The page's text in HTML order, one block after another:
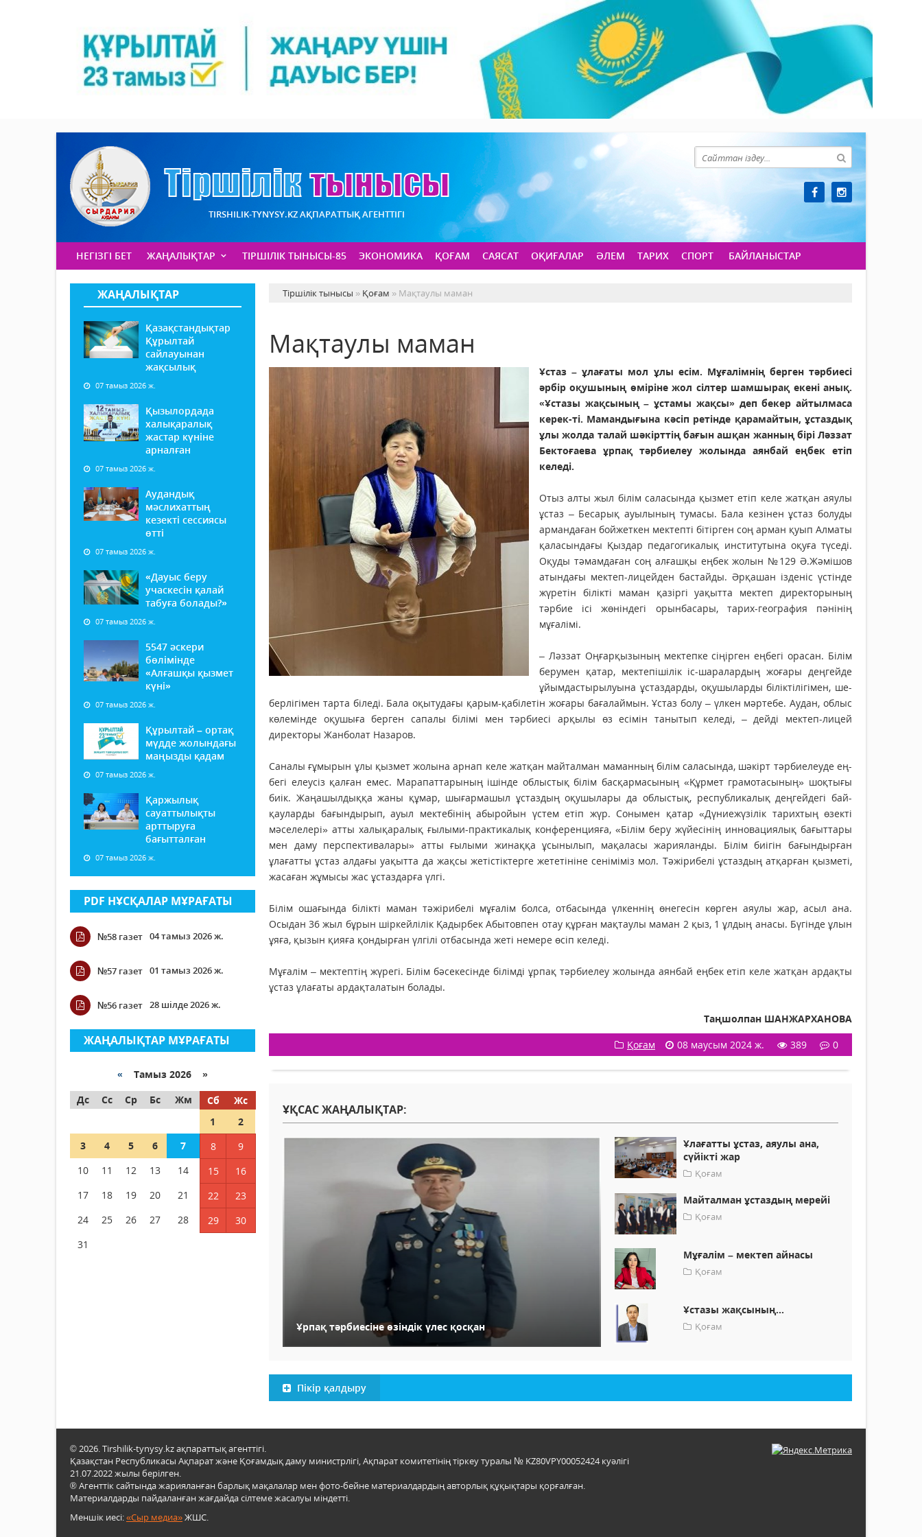
TIRSHILIK-TYNYSY.KZ АҚПАРАТТЫҚ АГЕНТТІГІ
НЕГІЗГІ БЕТ ЖАҢАЛЫҚТАР ТІРШІЛІК ТЫНЫСЫ-85 ЭКОНОМИКА ҚОҒАМ САЯСАТ ОҚИҒАЛАР ӘЛЕМ ТАРИХ СПОРТ БАЙЛАНЫСТАР
ЖАҢАЛЫҚТАР
Қазақстандықтар
Құрылтай
сайлауынан
жақсылық
07 тамыз 2026 ж.
Қызылордада
халықаралық
жастар күніне
арналған
07 тамыз 2026 ж.
Аудандық
мәслихаттың
кезекті сессиясы
өтті
07 тамыз 2026 ж.
«Дауыс беру
учаскесін қалай
табуға болады?»
07 тамыз 2026 ж.
5547 әскери
бөлімінде
«Алғашқы қызмет
күні»
07 тамыз 2026 ж.
Құрылтай – ортақ
мүдде жолындағы
маңызды қадам
07 тамыз 2026 ж.
Қаржылық
сауаттылықты
арттыруға
бағытталған
07 тамыз 2026 ж.
PDF НҰСҚАЛАР МҰРАҒАТЫ
№58 газет 04 тамыз 2026 ж.
№57 газет 01 тамыз 2026 ж.
№56 газет 28 шілде 2026 ж.
ЖАҢАЛЫҚТАР МҰРАҒАТЫ
« Тамыз 2026 »
Дс
Сс Ср Бс Жм Сб
Жс
1
2
3
4 5 6 7 8
9
10
11 12 13 14 15
16
17
18 19 20 21 22
23
24
25 26 27 28 29
30
31
Тіршілік тынысы » Қоғам » Мақтаулы маман
Мақтаулы маман
Ұстаз – ұлағаты мол ұлы есім. Мұғалімнің берген тәрбиесі
әрбір оқушының өміріне жол сілтер шамшырақ екені анық.
«Ұстазы жақсының – ұстамы жақсы» деп бекер айтылмаса
керек-ті. Мамандығына кәсіп ретінде қарамайтын, ұстаздық
ұлы жолда талай шәкірттің бағын ашқан жанның бірі Ләззат
Бектоғаева ұрпақ тәрбиелеу жолында аянбай еңбек етіп
келеді.
Отыз алты жыл білім саласында қызмет етіп келе жатқан аяулы
ұстаз – Бесарық ауылының тумасы. Бала кезінен ұстаз болуды
армандаған бойжеткен мектепті бітірген соң арман қуып Алматы
қаласындағы Қыздар педагогикалық институтына оқу­ға түседі.
Оқуды тәмамдаған соң алғашқы еңбек жолын №129 Ә.Жәмішов
атындағы мектеп-лицейден бастайды. Әрқашан ізденіс үстінде
жүретін білікті маман қазіргі уақытта мектеп директорының
тәрбие ісі жөнін­дегі орынбасары, тарих-география пәнінің
мұғалімі.
– Ләззат Оңғарқызының мектепке сіңірген еңбегі орасан. Білім
берумен қатар, мектепішілік іс-шаралардың жоғары деңгейде
ұйым­дастырылуына ұстаздарды, оқушыларды біліктілігімен, ше­
бер­­лігімен тарта біледі. Бала оқытудағы қарым-қабілетін жо­ғары бағалаймын. Ұстаз болу – үлкен мәртебе. Аудан, облыс
көлемінде оқушыға берген сапалы білімі мен тәрбиесі арқылы өз есімін танытып келеді, – дейді мектеп-лицей
директоры Жанболат Назаров.
Саналы ғұмырын ұлы қызмет жолына арнап келе жатқан майтал­ман маманның білім саласында, шәкірт тәрбиелеуде ең­
бегі елеусіз қалған емес. Мара­пат­тарының ішінде об­лыс­тық білім басқармасының «Құрмет грамотасының» шоқ­тығы
биік. Жаңашылдыққа жаны құмар, шығармашыл ұстаздың оқушы­лары да облыстық, рес­публикалық деңгейдегі бай­
қауларды бағындырып, ауыл мектебі­нің абыройын үстем етіп жүр. Сонымен қатар «Дүниежүзілік тарихтың өзекті
мәселе­лері» атты халықаралық ғылыми-практикалық кон­ферен­цияға, «Білім беру жүйесінің инновация­лық бағыт­тары
мен даму перспективалары» атты ғылыми жинақ­қа ұсынылып, мақаласы жарияланды. Білім биігін бағындырған
ұлағатты ұстаз алдағы уақытта да жақсы жетістік­терге жететініне сеніміміз мол. Тәжіри­белі ұстаздың атқарған қыз­меті,
жасаған жұмысы жас ұстаз­дарға үлгі.
Білім ошағында білікті маман тәжірибелі мұғалім болса, отбасында үлкеннің өнегесін көрген аяулы жар, асыл ана.
Осыдан 36 жыл бұрын шіркейлілік Қадырбек Абытовпен отау құрған мақтаулы маман 2 қыз, 1 ұлдың анасы. Бүгінде ұлын
ұяға, қызын қияға қондырған үлгілі отбасында жеті немере өсіп келеді.
Мұғалім – мектептің жүрегі. Білім бәсекесінде білімді ұрпақ тәрбиелеу жолында аянбай еңбек етіп келе жатқан ардақты
ұстаз ұлағаты ардақталатын болады.
Таңшолпан ШАНЖАРХАНОВА
Қоғам
08 маусым 2024 ж. 389 0
ҰҚСАС ЖАҢАЛЫҚТАР:
Ұрпақ тәрбиесіне өзіндік үлес қосқан
Ұлағатты ұстаз, аяулы ана,
сүйікті жар
Қоғам
Майталман ұстаздың мерейі
Қоғам
Мұғалім – мектеп айнасы
Қоғам
Ұстазы жақсының...
Қоғам
Пікір қалдыру
© 2026. Tirshilik-tynysy.kz ақпараттық агенттігі.
Қазақстан Республикасы Ақпарат және Қоғамдық даму министрлігі, Ақпарат комитетінің тіркеу туралы № KZ80VPY00052424 куәлігі
21.07.2022 жылы берілген.
® Агенттік сайтында жарияланған барлық мақалалар мен фото-бейне материалдардың авторлық құқықтары қорғалған.
Материалдарды пайдаланған жағдайда сілтеме жасалуы міндетті.
Меншік иесі:«Сыр медиа»ЖШС.